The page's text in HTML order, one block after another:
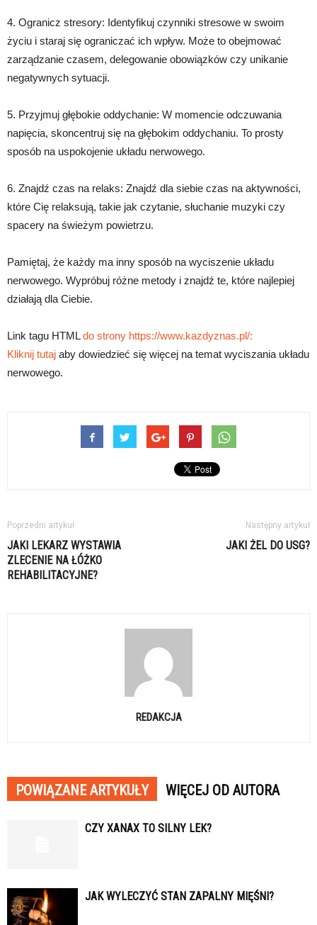
4. Ogranicz stresory: Identyfikuj czynniki stresowe w swoim
życiu i staraj się ograniczać ich wpływ. Może to obejmować
zarządzanie czasem, delegowanie obowiązków czy unikanie
negatywnych sytuacji.
5. Przyjmuj głębokie oddychanie: W momencie odczuwania
napięcia, skoncentruj się na głębokim oddychaniu. To prosty
sposób na uspokojenie układu nerwowego.
6. Znajdź czas na relaks: Znajdź dla siebie czas na aktywności,
które Cię relaksują, takie jak czytanie, słuchanie muzyki czy
spacery na świeżym powietrzu.
Pamiętaj, że każdy ma inny sposób na wyciszenie układu
nerwowego. Wypróbuj różne metody i znajdź te, które najlepiej
działają dla Ciebie.
Link tagu HTMLdo strony https://www.kazdyznas.pl/:
Kliknij tutaj aby dowiedzieć się więcej na temat wyciszania układu
nerwowego.
Poprzedni artykuł
JAKI LEKARZ WYSTAWIA
ZLECENIE NA ŁÓŻKO
REHABILITACYJNE?
Następny artykuł
JAKI ŻEL DO USG?
REDAKCJA
POWIĄZANE ARTYKUŁY WIĘCEJ OD AUTORA
CZY XANAX TO SILNY LEK?
JAK WYLECZYĆ STAN ZAPALNY MIĘŚNI?